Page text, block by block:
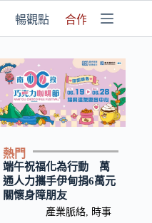
暢觀點 合作媒體
熱門
端午祝福化為行動 萬
通人力攜手伊甸捐6萬元
關懷身障朋友
產業脈絡 時事